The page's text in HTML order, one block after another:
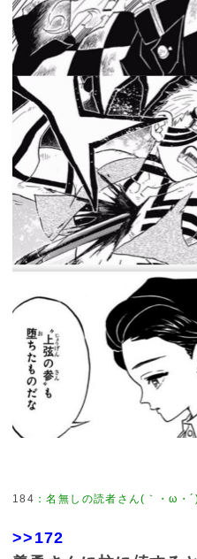
184 ：名無しの読者さん(｀・ω・
>>172